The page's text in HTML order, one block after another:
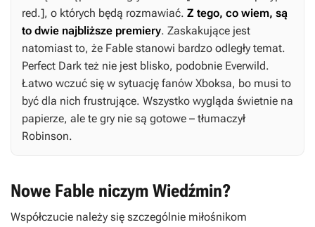
red.], o których będą rozmawiać. Z tego, co wiem, są
to dwie najbliższe premiery. Zaskakujące jest
natomiast to, że Fable stanowi bardzo odległy temat.
Perfect Dark też nie jest blisko, podobnie Everwild.
Łatwo wczuć się w sytuację fanów Xboksa, bo musi to
być dla nich frustrujące. Wszystko wygląda świetnie na
papierze, ale te gry nie są gotowe – tłumaczył
Robinson.
Nowe Fable niczym Wiedźmin?
Współczucie należy się szczególnie miłośnikom